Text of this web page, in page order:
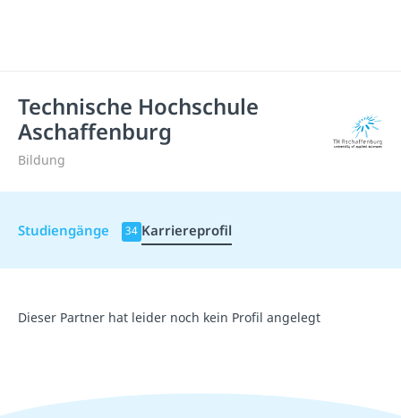
Technische Hochschule
Aschaffenburg
Bildung
Studiengänge 34 Karriereprofil
Dieser Partner hat leider noch kein Profil angelegt